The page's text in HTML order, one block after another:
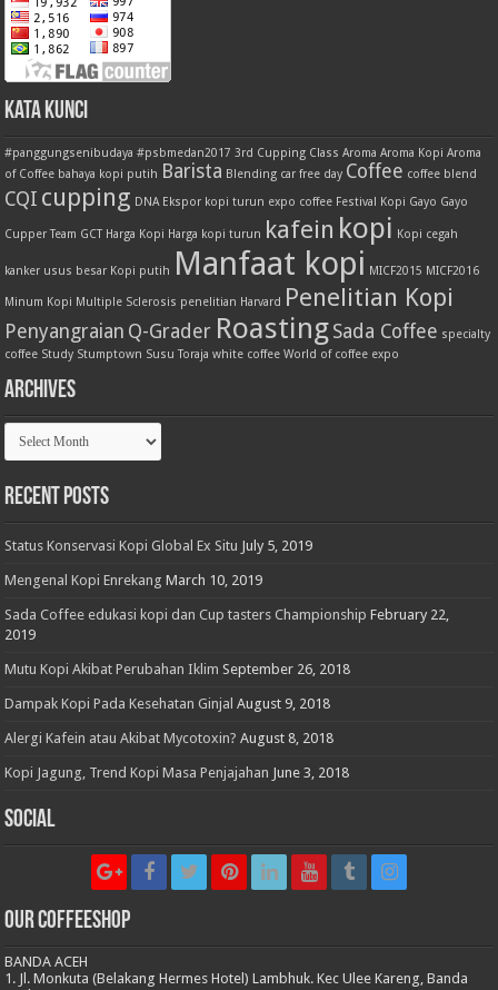
Kata Kunci
#panggungsenibudaya #psbmedan2017 3rd Cupping Class Aroma Aroma Kopi Aroma
of Coffee bahaya kopi putih Barista Blending car free day Coffee coffee blend
CQI cupping DNA Ekspor kopi turun expo coffee Festival Kopi Gayo Gayo
Cupper Team GCT Harga Kopi Harga kopi turun kafein kopi Kopi cegah
kanker usus besar Kopi putih Manfaat kopi MICF2015 MICF2016
Minum Kopi Multiple Sclerosis penelitian Harvard Penelitian Kopi
Penyangraian Q-Grader Roasting Sada Coffee specialty
coffee Study Stumptown Susu Toraja white coffee World of coffee expo
Archives
Archives
Recent Posts
Status Konservasi Kopi Global Ex Situ July 5, 2019
Mengenal Kopi Enrekang March 10, 2019
Sada Coffee edukasi kopi dan Cup tasters Championship February 22,
2019
Mutu Kopi Akibat Perubahan Iklim September 26, 2018
Dampak Kopi Pada Kesehatan Ginjal August 9, 2018
Alergi Kafein atau Akibat Mycotoxin? August 8, 2018
Kopi Jagung, Trend Kopi Masa Penjajahan June 3, 2018
Social
Our CoffeeShop
BANDA ACEH
1. Jl. Monkuta (Belakang Hermes Hotel) Lambhuk. Kec Ulee Kareng, Banda